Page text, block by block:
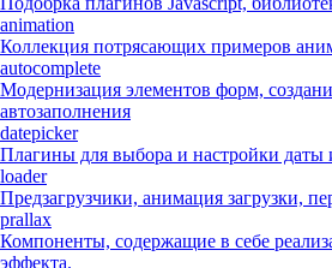
animation
Коллекция потрясающих примеров
autocomplete
Модернизация элементов форм,
автозаполнения
datepicker
Плагины для выбора и настройки даты
loader
Предзагрузчики, анимация загрузки,
prallax
Компоненты, содержащие в себе
эффекта.